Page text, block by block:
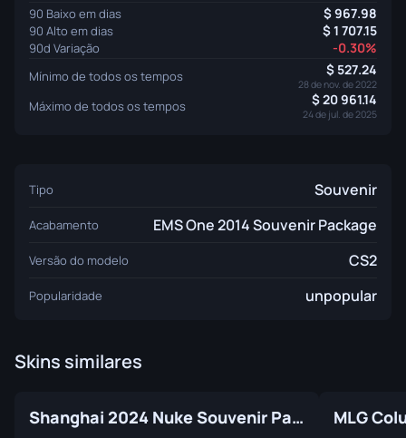
90 Baixo em dias 967.98
90 Alto em dias 1 707.15
90d Variação -0.30%
Mínimo de todos os tempos 527.24
28 de nov. de 2022
Máximo de todos os tempos 20 961.14
24 de jul. de 2025
Tipo Souvenir
Acabamento EMS One 2014 Souvenir Package
Versão do modelo CS2
Popularidade unpopular
Skins similares
Shanghai 2024 Nuke Souvenir Package